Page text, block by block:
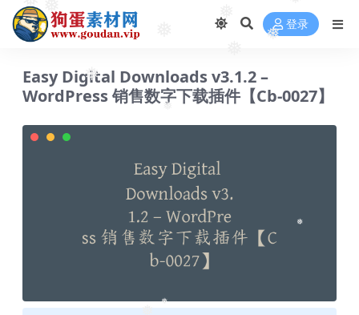
❅
❅
❅
❅
❅ ❅
登录
Easy Digital Downloads v3.1.2 –
WordPress 销售数字下载插件【Cb-0027】